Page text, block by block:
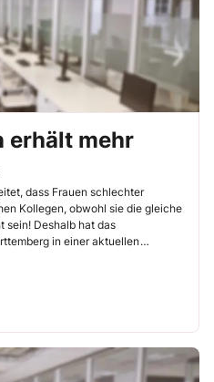
erhält mehr
dass Frauen schlechter
Kollegen, obwohl sie die gleiche
sein! Deshalb hat das
in einer aktuellen
Az. 2 Sa 14/24).